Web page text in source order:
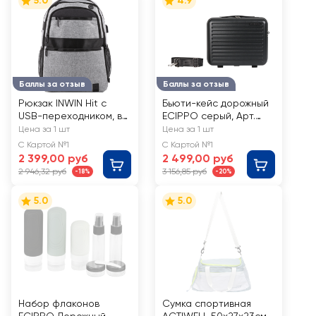
Баллы за отзыв
Рюкзак INWIN Hit с
USB-переходником, в
ассортименте, Арт.
JS-E015
Цена за 1 шт
С Картой №1
2 399,00 руб
2 946,32 руб -18%
Баллы за отзыв
Бьюти-кейс дорожный
ECIPPO серый, Арт.
N1603
Цена за 1 шт
С Картой №1
2 499,00 руб
3 156,85 руб -20%
5.0
Набор флаконов
5.0
Сумка спортивная